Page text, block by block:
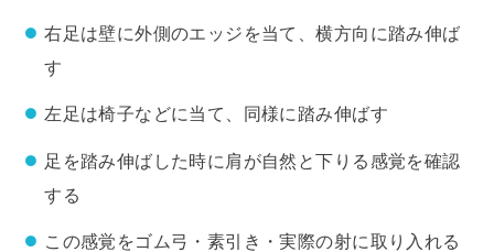
右足は壁に外側のエッジを当て、横方向に踏み伸ば
す
左足は椅子などに当て、同様に踏み伸ばす
足を踏み伸ばした時に肩が自然と下りる感覚を確認
する
この感覚をゴム弓・素引き・実際の射に取り入れる